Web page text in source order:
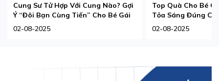
Cung Sư Tử Hợp Với Cung Nào? Gợi
Ý “Đôi Bạn Cùng Tiến” Cho Bé Gái
02-08-2025
Top Quà Cho Bé
Tỏa Sáng Đúng
02-08-2025